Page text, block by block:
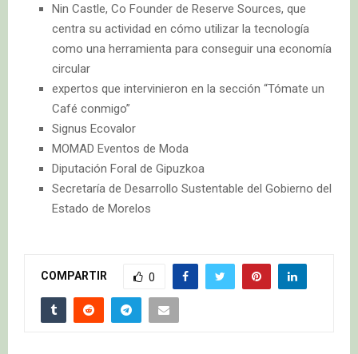
Nin Castle, Co Founder de Reserve Sources, que
centra su actividad en cómo utilizar la tecnología
como una herramienta para conseguir una economía
circular
expertos que intervinieron en la sección “Tómate un
Café conmigo”
Signus Ecovalor
MOMAD Eventos de Moda
Diputación Foral de Gipuzkoa
Secretaría de Desarrollo Sustentable del Gobierno del
Estado de Morelos
COMPARTIR 0